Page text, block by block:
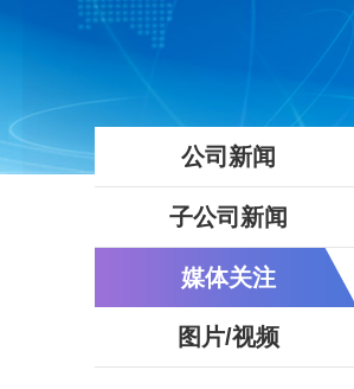
公司新闻
子公司新闻
媒体关注
图片/视频